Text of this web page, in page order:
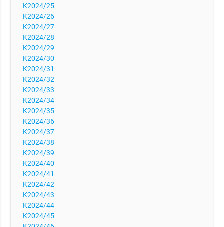
K2024/25
K2024/26
K2024/27
K2024/28
K2024/29
K2024/30
K2024/31
K2024/32
K2024/33
K2024/34
K2024/35
K2024/36
K2024/37
K2024/38
K2024/39
K2024/40
K2024/41
K2024/42
K2024/43
K2024/44
K2024/45